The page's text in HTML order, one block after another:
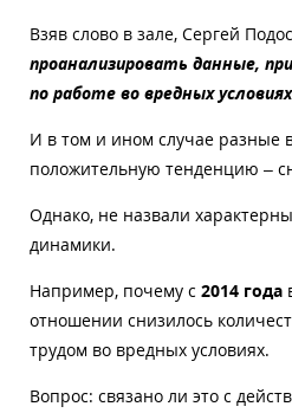
Взяв слово в зале, Сергей
проанализировать данные,
по работе во вредных
И в том и ином случае разные
положительную тенденцию –
Однако, не назвали
динамики.
Например, почему с 2014 года
отношении снизилось
трудом во вредных условиях.
Вопрос: связано ли это с